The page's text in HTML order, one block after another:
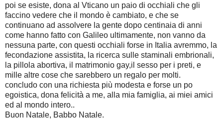
poi se esiste, dona al Vticano un paio di occhiali che gli
faccino vedere che il mondo è cambiato, e che se
continuano ad assolvere la gente dopo centinaia di anni
come hanno fatto con Galileo ultimamente, non vanno da
nessuna parte, con questi occhiali forse in Italia avremmo, la
fecondazione assistita, la ricerca sulle staminali embrionali,
la pillola abortiva, il matrimonio gay,il sesso per i preti, e
mille altre cose che sarebbero un regalo per molti.
concludo con una richiesta più modesta e forse un po
egoistica, dona felicità a me, alla mia famiglia, ai miei amici
ed al mondo intero..
Buon Natale, Babbo Natale.